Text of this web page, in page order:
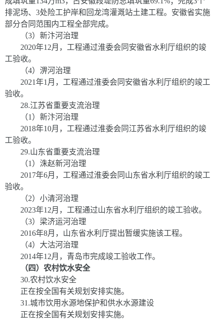
排泥场、 3处险工护岸和回龙湾灌溉站土建工程。安徽省实施
部分合同范围内工程全部完成。
（3）新汴河治理
2020年12月，工程通过淮委会同安徽省水利厅组织的竣
工验收。
（4）淠河治理
2021年1 月，工程通过淮委会同安徽省水利厅组织的竣工
验收。
28.江苏省重要支流治理
（1 ）新汴河治理
2018年10月，工程通过淮委会同江苏省水利厅组织的竣
工验收。
29.山东省重要支流治理
（1 ）洙赵新河治理
2017年6月，工程通过淮委会同山东省水利厅组织的竣工
验收。
（2）小清河治理
2023年12月，工程通过山东省水利厅组织的竣工验收。
（3）梁济运河治理
2016年8月，山东省水利厅提出暂缓实施该工程。
（4）大沽河治理
2014年12月，青岛市完成竣工验收工作。
（四）农村饮水安全
30.农村饮水安全
正在按全国有关规划安排实施。
31 .城市饮用水源地保护和供水水源建设
正在按全国有关规划安排实施。